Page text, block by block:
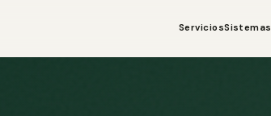
ServiciosSistemas